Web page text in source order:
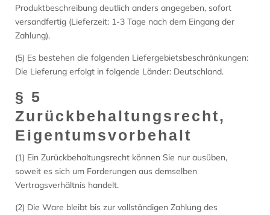
Produktbeschreibung deutlich anders angegeben, sofort
versandfertig (Lieferzeit: 1-3 Tage nach dem Eingang der
Zahlung).
(5) Es bestehen die folgenden Liefergebietsbeschränkungen:
Die Lieferung erfolgt in folgende Länder: Deutschland.
§ 5
Zurückbehaltungsrecht,
Eigentumsvorbehalt
(1) Ein Zurückbehaltungsrecht können Sie nur ausüben,
soweit es sich um Forderungen aus demselben
Vertragsverhältnis handelt.
(2) Die Ware bleibt bis zur vollständigen Zahlung des